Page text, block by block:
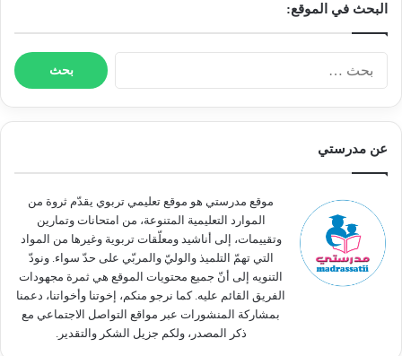
البحث في الموقع:
ن
عن مدرستي
موقع مدرستي هو موقع تعليمي تربوي يقدّم ثروة من
الموارد التعليمية المتنوعة، من امتحانات وتمارين
وتقييمات، إلى أناشيد ومعلّقات تربوية وغيرها من المواد
التي تهمّ التلميذ والوليّ والمربّي على حدّ سواء. ونودّ
التنويه إلى أنّ جميع محتويات الموقع هي ثمرة مجهودات
الفريق القائم عليه. كما نرجو منكم، إخوتنا وأخواتنا، دعمنا
بمشاركة المنشورات عبر مواقع التواصل الاجتماعي مع
ذكر المصدر، ولكم جزيل الشكر والتقدير.